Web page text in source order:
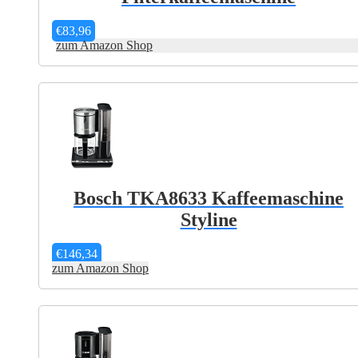
€83,96
zum Amazon Shop
Bosch TKA8633 Kaffeemaschine
Styline
€146,34
zum Amazon Shop